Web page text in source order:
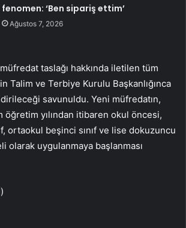
fenomen: ‘Ben sipariş ettim’
Ağustos 7, 2026
taslağı hakkında iletilen tüm
Talim ve Terbiye Kurulu Başkanlığınca
savunuldu. Yeni müfredatın,
yılından itibaren okul öncesi,
ortaokul beşinci sınıf ve lise dokuzuncu
olarak uygulanmaya başlanması